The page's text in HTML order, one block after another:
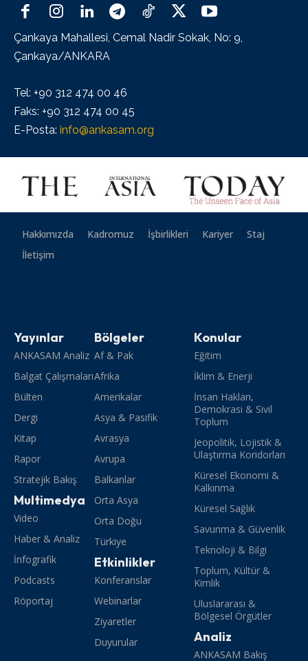
Çankaya Mahallesi, Cemal Nadir Sokak, No: 9,
Çankaya/ANKARA
Tel: +90 312 474 00 46
Faks: +90 312 474 00 45
E-Posta: info@ankasam.org
Hakkımızda Kadromuz İşbirlikleri Kariyer
Staj
İletişim
Yayınlar
ANKASAM Analiz
Balgat Çalışmaları
Bülten
Dergi
Kitap
Rapor
Stratejik Bakış
Multimedya
Video
Haber & Analiz
İnfografik
Podcasts
Röportaj
Bölgeler
Af & Pak
Afrika
Amerikalar
Asya & Pasifik
Avrasya
Avrupa
Balkanlar
Orta Asya
Orta Doğu
Türkiye
Etkinlikler
Konferanslar
Webinarlar
Ziyaretler
Duyurular
Konular
Eğitim
İklim & Enerji
İnsan Hakları,
Demokrasi & Sivil
Toplum
Jeopolitik, Lojistik &
Ulaştırma Koridorları
Küresel Ekonomi &
Kalkınma
Küresel Sağlık
Savunma & Güvenlik
Teknoloji & Bilgi
Toplum, Kültür &
Kimlik
Uluslararası &
Bölgesel Örgütler
Analiz
ANKASAM Bakış